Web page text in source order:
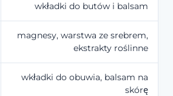
wkładki do butów i balsam
magnesy, warstwa ze srebrem,
ekstrakty roślinne
wkładki do obuwia, balsam na
skórę